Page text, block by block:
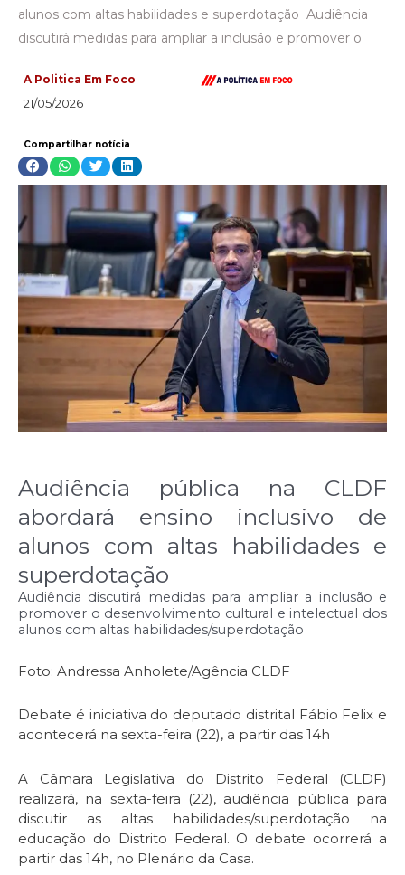
alunos com altas habilidades e superdotação Audiência
discutirá medidas para ampliar a inclusão e promover o
A Politica Em Foco
21/05/2026
Compartilhar notícia
Audiência pública na CLDF
abordará ensino inclusivo de
alunos com altas habilidades e
superdotação
Audiência discutirá medidas para ampliar a inclusão e
promover o desenvolvimento cultural e intelectual dos
alunos com altas habilidades/superdotação
Foto: Andressa Anholete/Agência CLDF
Debate é iniciativa do deputado distrital Fábio Felix e
acontecerá na sexta-feira (22), a partir das 14h
A Câmara Legislativa do Distrito Federal (CLDF)
realizará, na sexta-feira (22), audiência pública para
discutir as altas habilidades/superdotação na
educação do Distrito Federal. O debate ocorrerá a
partir das 14h, no Plenário da Casa.